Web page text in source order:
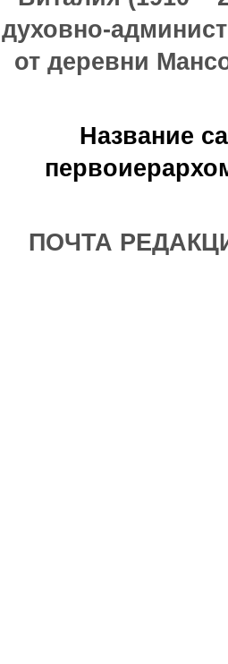
духовно-
от деревни
Название
ПОЧТА